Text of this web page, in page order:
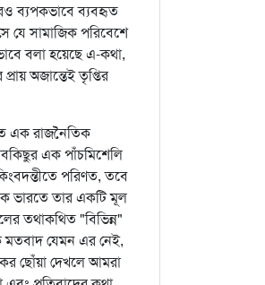
ব্যপকভাবে ব্যবহৃত
যে সামাজিক পরিবেশে
বলা হয়েছে এ-কথা,
অজান্তেই তৃপ্তির
এক রাজনৈতিক
এক পাঁচমিশেলি
পরিণত, তবে
ভারতে তার একটি মূল
তথাকথিত "বিভিন্ন"
মতবাদ যেমন এর নেই,
ছোঁয়া দেখলে আমরা